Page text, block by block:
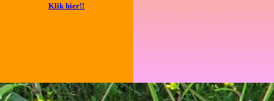
Klik hier!!